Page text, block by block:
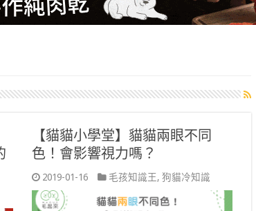
【貓貓小學堂】貓貓兩眼不同
色！會影響視力嗎？
2019-01-16 毛孩知識王, 狗貓冷知識